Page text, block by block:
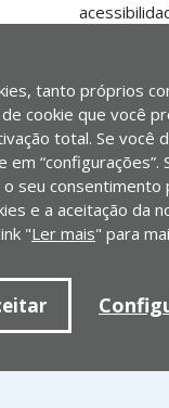
cedid@cedid.es
tanto próprios
cookie que você
total. Se você
em “configurações”.
seu consentimento
e a aceitação da
"Ler mais" para